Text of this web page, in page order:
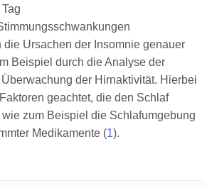
die Ursachen der Insomnie genauer
Beispiel durch die Analyse der
der Hirnaktivität. Hierbei
geachtet, die den Schlaf
zum Beispiel die Schlafumgebung
Medikamente (1).